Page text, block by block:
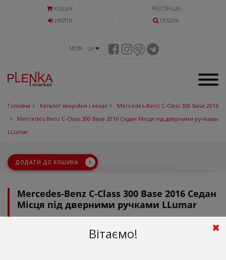
КОШИК
РЕЄСТРАЦІЯ
УВIЙТИ
ПОШУК
МОВА UA
Головна Каталог викрійки і лекал
Mercedes-Benz C-Class 300 Base 2016
Mercedes-Benz C-Class 300 Base 2016 Седан Місця під дверними ручками
LLumar
ДОДАТИ ДО КОШИКА
Mercedes-Benz C-Class 300 Base 2016 Седан
Місця під дверними ручками LLumar
грн.($0)
Вітаємо!